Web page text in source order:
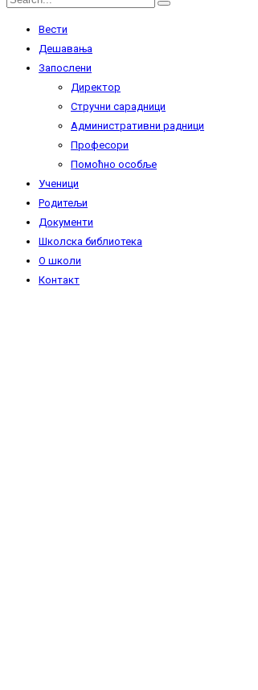
Вести
Дешавања
Запослени
Директор
Стручни сарадници
Административни радници
Професори
Помоћно особље
Ученици
Родитељи
Документи
Школска библиотека
О школи
Контакт